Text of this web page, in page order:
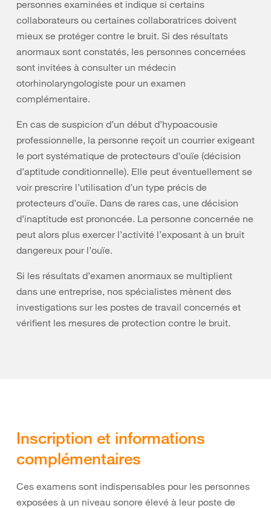
personnes examinées et indique si certains
collaborateurs ou certaines collaboratrices doivent
mieux se protéger contre le bruit. Si des résultats
anormaux sont constatés, les personnes concernées
sont invitées à consulter un médecin
otorhinolaryngologiste pour un examen
complémentaire.
En cas de suspicion d’un début d’hypoacousie
professionnelle, la personne reçoit un courrier exigeant
le port systématique de protecteurs d’ouïe (décision
d’aptitude conditionnelle). Elle peut éventuellement se
voir prescrire l’utilisation d’un type précis de
protecteurs d’ouïe. Dans de rares cas, une décision
d’inaptitude est prononcée. La personne concernée ne
peut alors plus exercer l’activité l’exposant à un bruit
dangereux pour l’ouïe.
Si les résultats d’examen anormaux se multiplient
dans une entreprise, nos spécialistes mènent des
investigations sur les postes de travail concernés et
vérifient les mesures de protection contre le bruit.
Inscription et informations
complémentaires
Ces examens sont indispensables pour les personnes
exposées à un niveau sonore élevé à leur poste de